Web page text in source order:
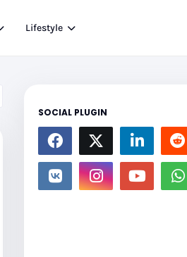
Lifestyle
SOCIAL PLUGIN